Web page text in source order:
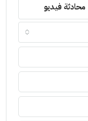
محادثة فيديو